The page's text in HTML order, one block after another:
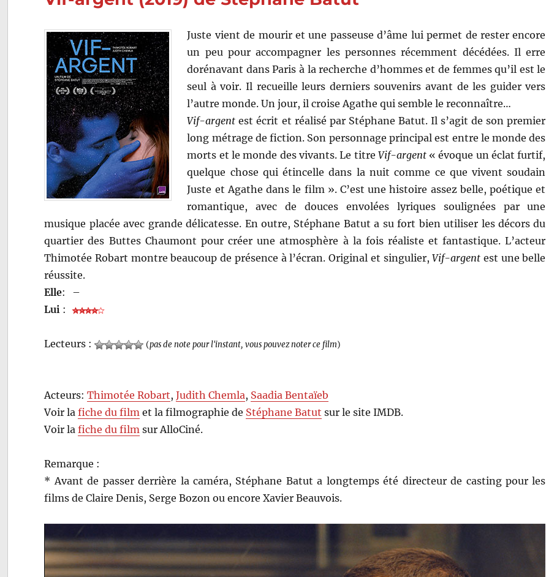
Juste vient de mourir et une passeuse d’âme lui permet de rester encore
un peu pour accompagner les personnes récemment décédées. Il erre
dorénavant dans Paris à la recherche d’hommes et de femmes qu’il est le
seul à voir. Il recueille leurs derniers souvenirs avant de les guider vers
l’autre monde. Un jour, il croise Agathe qui semble le reconnaître…
Vif-argent est écrit et réalisé par Stéphane Batut. Il s’agit de son premier
long métrage de fiction. Son personnage principal est entre le monde des
morts et le monde des vivants. Le titre Vif-argent« évoque un éclat furtif,
quelque chose qui étincelle dans la nuit comme ce que vivent soudain
Juste et Agathe dans le film ». C’est une histoire assez belle, poétique et
romantique, avec de douces envolées lyriques soulignées par une
musique placée avec grande délicatesse. En outre, Stéphane Batut a su fort bien utiliser les décors du
quartier des Buttes Chaumont pour créer une atmosphère à la fois réaliste et fantastique. L’acteur
Thimotée Robart montre beaucoup de présence à l’écran. Original et singulier,Vif-argent est une belle
réussite.
Elle:
–
Lui :
Lecteurs : (pas de note pour l'instant, vous pouvez noter ce film)
Acteurs:Thimotée Robart,Judith Chemla, Saadia Bentaïeb
Voir lafiche du film et la filmographie de Stéphane Batut sur le site IMDB.
Voir lafiche du film sur AlloCiné.
Remarque :
* Avant de passer derrière la caméra, Stéphane Batut a longtemps été directeur de casting pour les
films de Claire Denis, Serge Bozon ou encore Xavier Beauvois.